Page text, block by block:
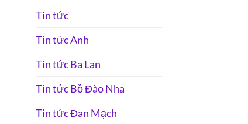
Tin tức
Tin tức Anh
Tin tức Ba Lan
Tin tức Bồ Đào Nha
Tin tức Đan Mạch